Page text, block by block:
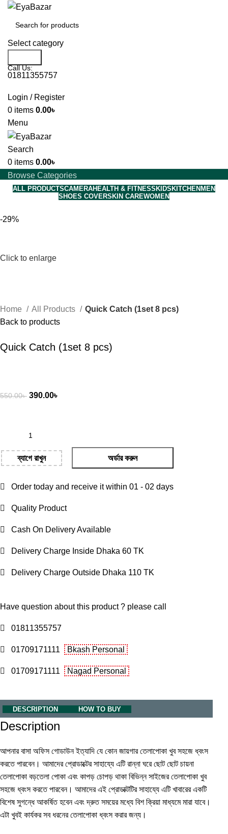
Select category
Call Us:
01811355757
Login / Register
0 items 0.00৳
Menu
Search
0 items 0.00৳
Browse Categories
ALL PRODUCTSCAMERAHEALTH & FITNESSKIDSKITCHENMEN
SHOES COVERSKIN CAREWOMEN
-29%
Click to enlarge
Home All Products
Quick Catch (1set 8 pcs)
Back to products
Quick Catch (1set 8 pcs)
550.00৳ 390.00৳
ব্যাগে রাখুন অর্ডার করুন
Order today and receive it within 01 - 02 days
Quality Product
Cash On Delivery Available
Delivery Charge Inside Dhaka 60 TK
Delivery Charge Outside Dhaka 110 TK
Have question about this product ? please call
01811355757
01709171111 Bkash Personal
01709171111 Nagad Personal
DESCRIPTION HOW TO BUY
Description
আপনার বাসা অফিস গোডাউন ইত্যাদি যে কোন জায়গার তেলাপোকা খুব সহজে ধ্বংস
করতে পারবেন। আমাদের প্রোডাক্টের সাহায্যে এটি রান্না ঘরে ছোট ছোট চায়না
তেলাপোকা বড়তেলা পোকা এবং কাপড় চোপড় থাকা বিভিন্ন সাইজের তেলাপোকা খুব
সহজে ধ্বংস করতে পারবেন। আমাদের এই প্রোডাক্টটির সাহায্যে এটি খাবারের একটি
বিশেষ সুগন্ধে আকর্ষিত হবেন এবং দ্রুত সময়ের মধ্যে বিশ ক্রিয়া মাধ্যমে মারা যাবে।
এটা খুবই কার্যকর সব ধরনের তেলাপোকা ধ্বংস করার জন্য।